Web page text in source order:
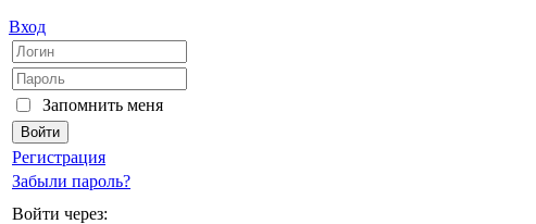
Вход
Запомнить меня
Регистрация
Забыли пароль?
Войти через: